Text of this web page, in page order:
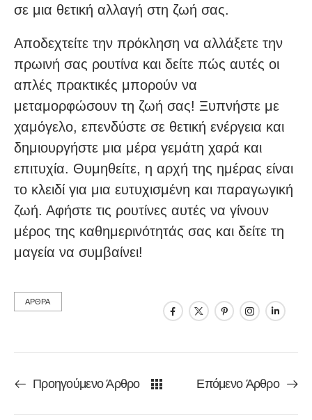
σε μια θετική αλλαγή στη ζωή σας.
Αποδεχτείτε την πρόκληση να αλλάξετε την
πρωινή σας ρουτίνα και δείτε πώς αυτές οι
απλές πρακτικές μπορούν να
μεταμορφώσουν τη ζωή σας! Ξυπνήστε με
χαμόγελο, επενδύστε σε θετική ενέργεια και
δημιουργήστε μια μέρα γεμάτη χαρά και
επιτυχία. Θυμηθείτε, η αρχή της ημέρας είναι
το κλειδί για μια ευτυχισμένη και παραγωγική
ζωή. Αφήστε τις ρουτίνες αυτές να γίνουν
μέρος της καθημερινότητάς σας και δείτε τη
μαγεία να συμβαίνει!
ΑΡΘΡΑ
Προηγούμενο Άρθρο Επόμενο Άρθρο